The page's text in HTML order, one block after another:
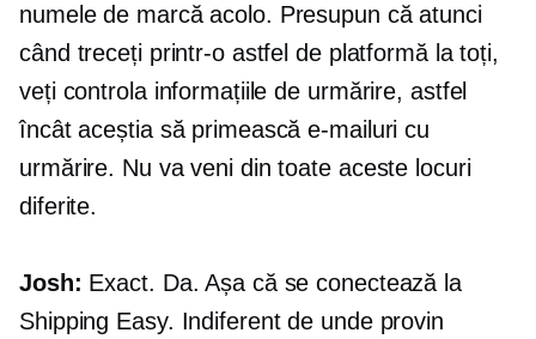
numele de marcă acolo. Presupun că atunci
când treceți printr-o astfel de platformă la toți,
veți controla informațiile de urmărire, astfel
încât aceștia să primească e-mailuri cu
urmărire. Nu va veni din toate aceste locuri
diferite.
Josh: Exact. Da. Așa că se conectează la
Shipping Easy. Indiferent de unde provin